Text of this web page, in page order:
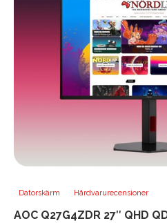
Datorskärm Hårdvarurecensioner
AOC Q27G4ZDR 27″ QHD